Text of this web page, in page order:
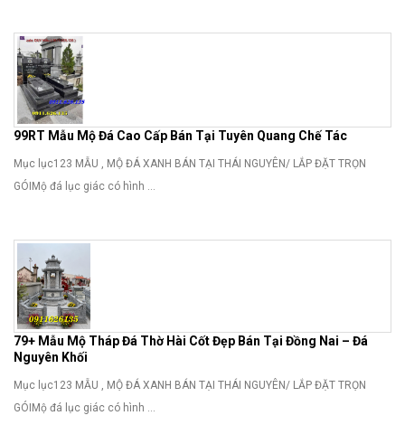
99RT Mẫu Mộ Đá Cao Cấp Bán Tại Tuyên Quang Chế Tác
Mục lục123 MẪU , MỘ ĐÁ XANH BÁN TẠI THÁI NGUYÊN/ LẮP ĐẶT TRỌN
GÓIMộ đá lục giác có hình ...
79+ Mẫu Mộ Tháp Đá Thờ Hài Cốt Đẹp Bán Tại Đồng Nai – Đá
Nguyên Khối
Mục lục123 MẪU , MỘ ĐÁ XANH BÁN TẠI THÁI NGUYÊN/ LẮP ĐẶT TRỌN
GÓIMộ đá lục giác có hình ...